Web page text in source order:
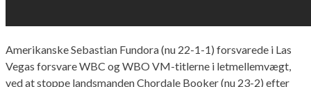
Amerikanske Sebastian Fundora (nu 22-1-1) forsvarede i Las
Vegas forsvare WBC og WBO VM-titlerne i letmellemvægt,
ved at stoppe landsmanden Chordale Booker (nu 23-2) efter